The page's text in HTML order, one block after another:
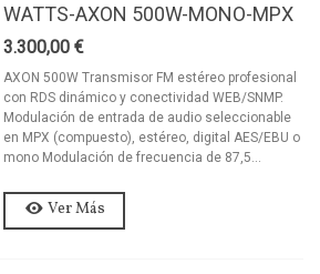
WATTS-AXON 500W-MONO-MPX
3.300,00 €
AXON 500W Transmisor FM estéreo profesional
con RDS dinámico y conectividad WEB/SNMP.
Modulación de entrada de audio seleccionable
en MPX (compuesto), estéreo, digital AES/EBU o
mono Modulación de frecuencia de 87,5...
Ver Más